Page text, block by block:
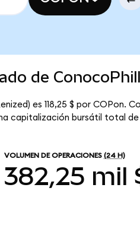
de
es 118,25 $ por COPon.
capitalización bursátil total de
VOLUMEN DE OPERACIONES (24 H)
382,25 mil